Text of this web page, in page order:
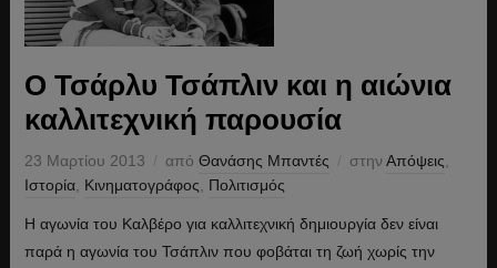
Ο Τσάρλυ Τσάπλιν και η αιώνια
καλλιτεχνική παρουσία
23 Μαρτίου 2013 από Θανάσης Μπαντές στηνΑπόψεις
Ιστορία, Κινηματογράφος Πολιτισμός
Η αγωνία του Καλβέρο για καλλιτεχνική δημιουργία δεν είναι
παρά η αγωνία του Τσάπλιν που φοβάται τη ζωή χωρίς την